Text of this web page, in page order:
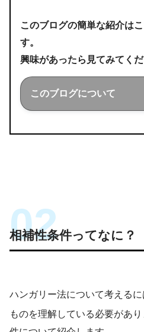
このブログの簡単な紹介は
す。
興味があったら見てみてくだ
このブログについて
相補性条件ってなに？
ハンガリー法について考えるに
ものを理解している必要があ